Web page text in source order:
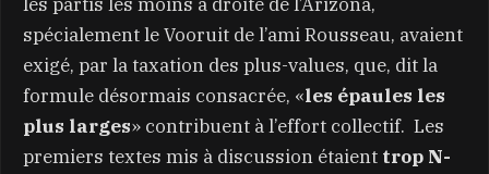
spécialement le Vooruit de l’ami Rousseau, avaient
exigé, par la taxation des plus-values, que, dit la
formule désormais consacrée, «les épaules les
plus larges» contribuent à l’effort collectif. Les
premiers textes mis à discussion étaient trop N-